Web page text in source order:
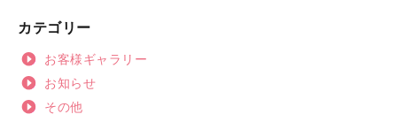
カテゴリー
お客様ギャラリー
お知らせ
その他